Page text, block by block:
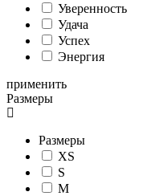
Уверенность
Удача
Успех
Энергия
применить
Размеры
Размеры
XS
S
M